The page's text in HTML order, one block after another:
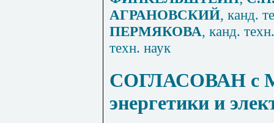
АГРАНОВСКИЙ, канд.
ПЕРМЯКОВА, канд.
техн. наук
СОГЛАСОВАН с
энергетики и